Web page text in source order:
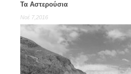
Τα Αστερούσια
Νοέ 7,2016